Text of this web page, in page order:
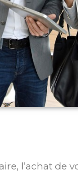
l’achat de